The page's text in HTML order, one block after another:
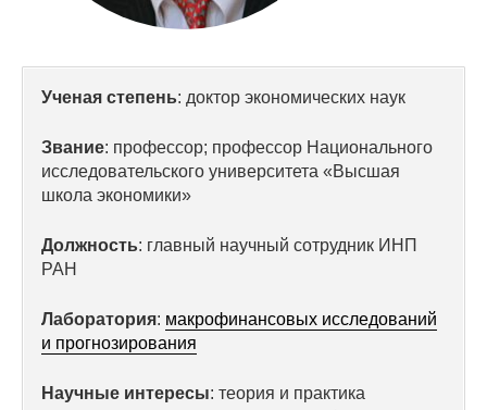
Публикации
Проблемы прогнозирования
Редакционная этика
Ученая степень: доктор экономических наук
Звание: профессор; профессор Национального
исследовательского университета «Высшая
школа экономики»
Должность: главный научный сотрудник ИНП
РАН
Лаборатория: макрофинансовых исследований
и прогнозирования
Научные интересы: теория и практика